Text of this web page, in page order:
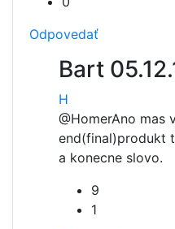
Odpovedať
Bart
H
@HomerAno mas
end(final)produkt
a konecne slovo.
9
1